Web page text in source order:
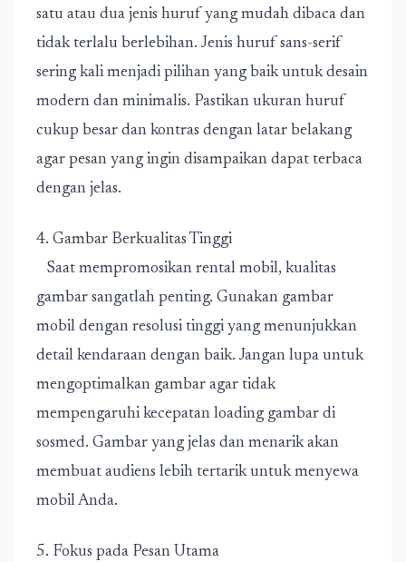
satu atau dua jenis huruf yang mudah dibaca dan
tidak terlalu berlebihan. Jenis huruf sans-serif
sering kali menjadi pilihan yang baik untuk desain
modern dan minimalis. Pastikan ukuran huruf
cukup besar dan kontras dengan latar belakang
agar pesan yang ingin disampaikan dapat terbaca
dengan jelas.
4. Gambar Berkualitas Tinggi
Saat mempromosikan rental mobil, kualitas
gambar sangatlah penting. Gunakan gambar
mobil dengan resolusi tinggi yang menunjukkan
detail kendaraan dengan baik. Jangan lupa untuk
mengoptimalkan gambar agar tidak
mempengaruhi kecepatan loading gambar di
sosmed. Gambar yang jelas dan menarik akan
membuat audiens lebih tertarik untuk menyewa
mobil Anda.
5. Fokus pada Pesan Utama